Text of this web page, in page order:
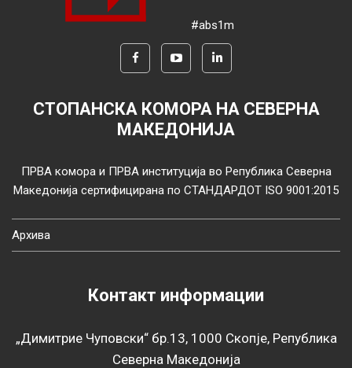
#abs1m
СТОПАНСКА КОМОРА НА СЕВЕРНА
МАКЕДОНИЈА
ПРВА комора и ПРВА институција во Република Северна
Македонија сертифицирана по СТАНДАРДОТ ISO 9001:2015
Архива
Контакт информации
„Димитрие Чуповски“ бр.13, 1000 Скопје, Република
Северна Македонија